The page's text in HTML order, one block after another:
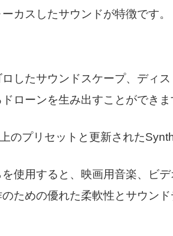
カスしたサウンドが特徴です。
ロしたサウンドスケープ、ディ
ローンを生み出すことができま
のプリセットと更新された
を使用すると、映画用音楽、ビ
ための優れた柔軟性とサウンド